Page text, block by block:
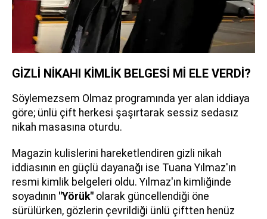
GİZLİ NİKAHI KİMLİK BELGESİ Mİ ELE VERDİ?
Söylemezsem Olmaz programında yer alan iddiaya
göre; ünlü çift herkesi şaşırtarak sessiz sedasız
nikah masasına oturdu.
Magazin kulislerini hareketlendiren gizli nikah
iddiasının en güçlü dayanağı ise Tuana Yılmaz'ın
resmi kimlik belgeleri oldu. Yılmaz'ın kimliğinde
soyadının "Yörük" olarak güncellendiği öne
sürülürken, gözlerin çevrildiği ünlü çiftten henüz